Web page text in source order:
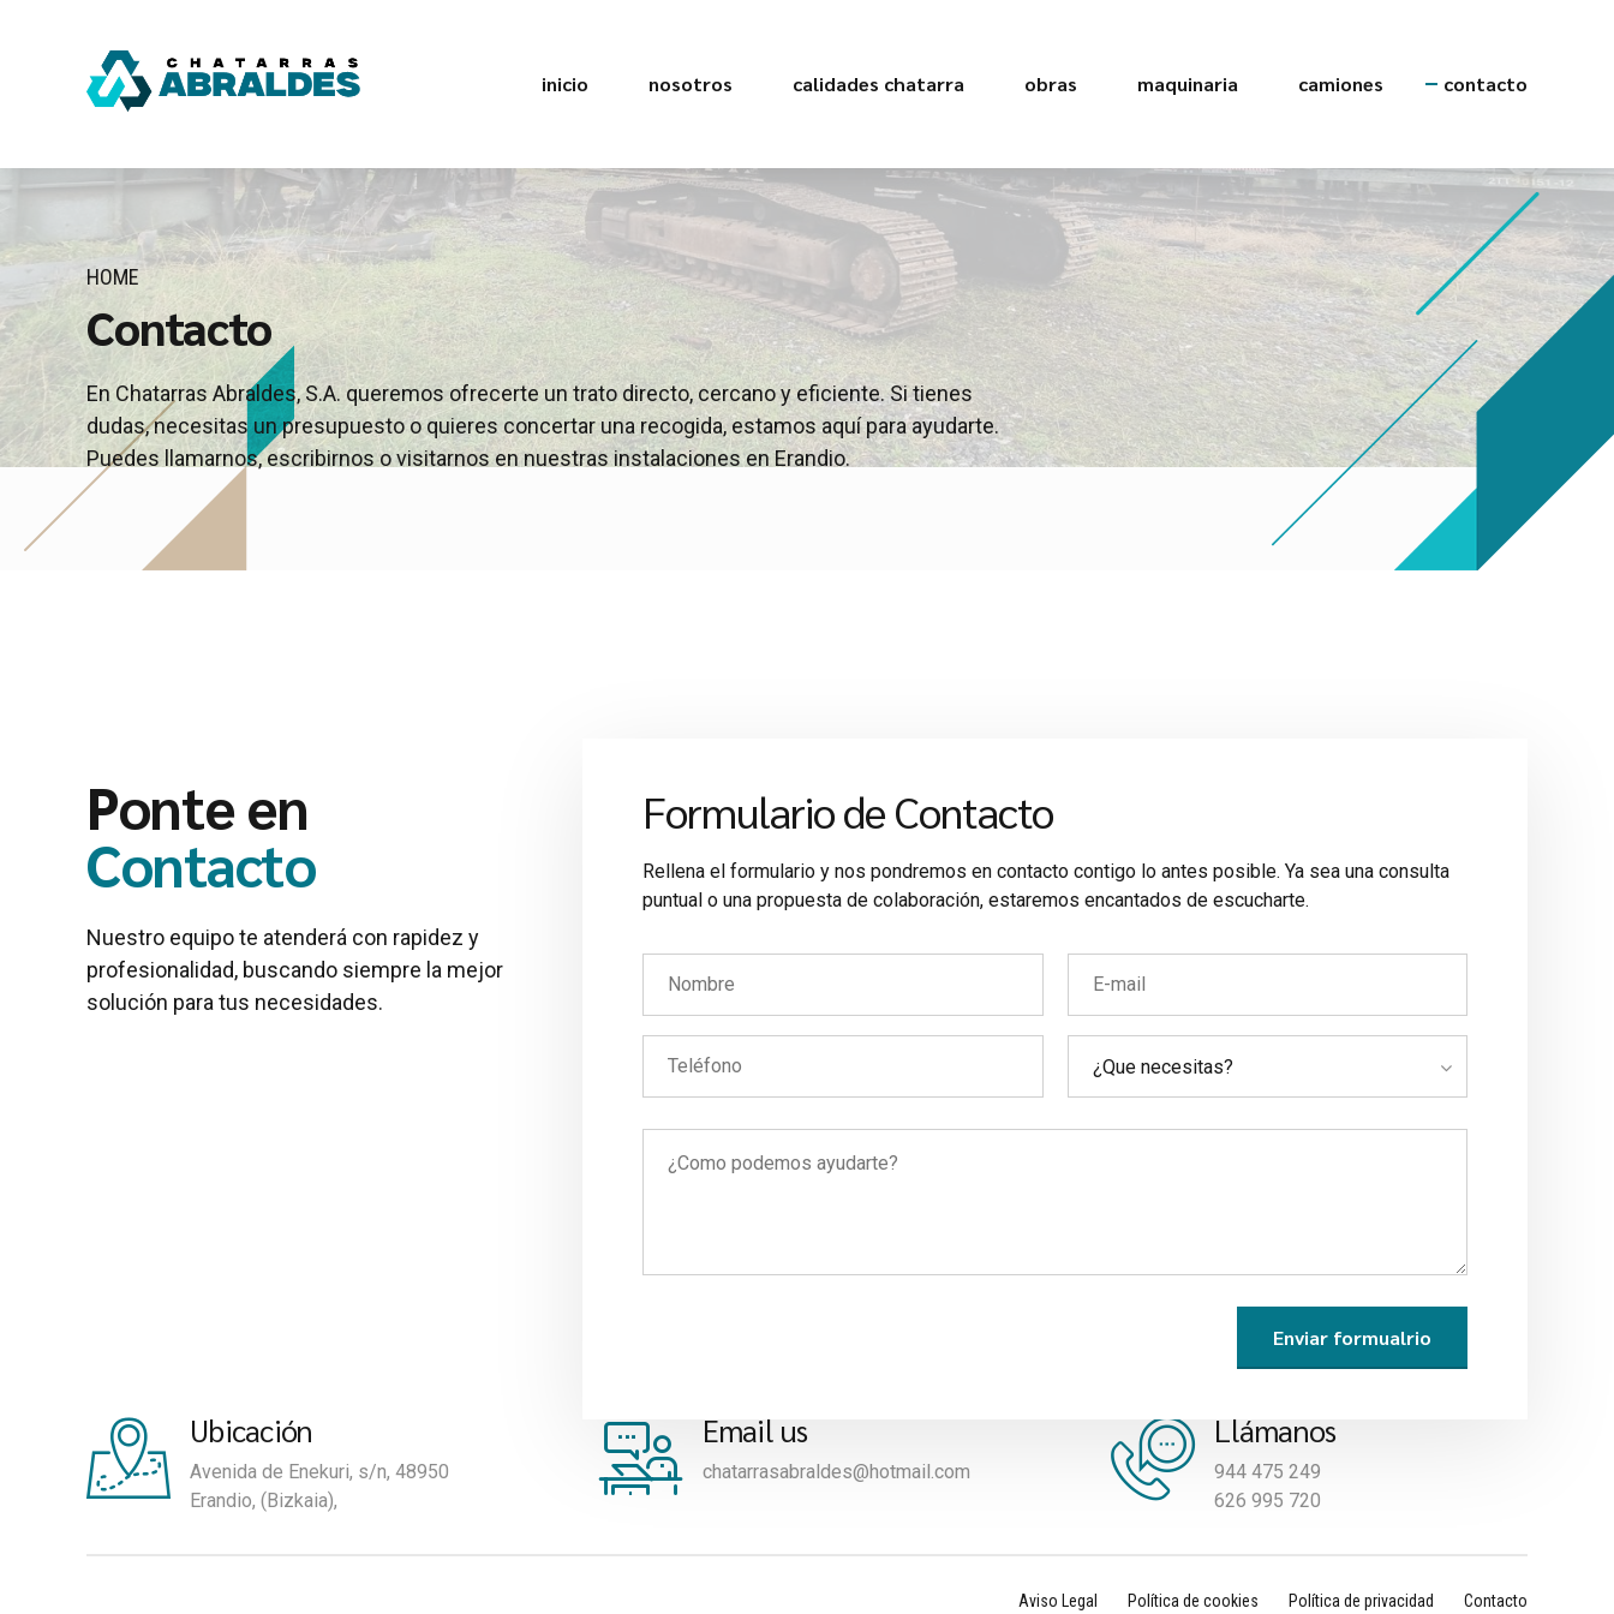
inicio nosotros calidades chatarra obras maquinaria camiones contacto
HOME
Contacto
En Chatarras Abraldes, S.A. queremos ofrecerte un trato directo, cercano y eficiente. Si tienes
dudas, necesitas un presupuesto o quieres concertar una recogida, estamos aquí para ayudarte.
Puedes llamarnos, escribirnos o visitarnos en nuestras instalaciones en Erandio.
Ponte en
Contacto
Nuestro equipo te atenderá con rapidez y
profesionalidad, buscando siempre la mejor
solución para tus necesidades.
Formulario de Contacto
Rellena el formulario y nos pondremos en contacto contigo lo antes posible. Ya sea una consulta
puntual o una propuesta de colaboración, estaremos encantados de escucharte.
¿Que necesitas?
Ubicación
Avenida de Enekuri, s/n, 48950
Erandio, (Bizkaia),
Email us
chatarrasabraldes@hotmail.com
Llámanos
944 475 249
626 995 720
Aviso Legal Política de cookies Política de privacidad Contacto